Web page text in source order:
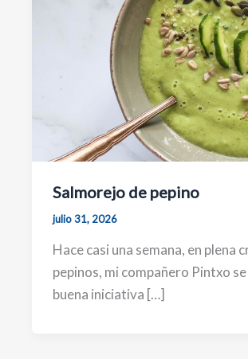
Salmorejo de pepino
julio 31, 2026
Hace casi una semana, en plena
pepinos, mi compañero Pintxo
buena iniciativa […]